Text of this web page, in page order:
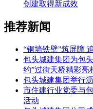
创建取得新成效
推荐新闻
“铜墙铁壁”筑屏障
包头城建集团为包
约”过街天桥精彩亮
包头城建集团举行
市住建行业党委与
活动